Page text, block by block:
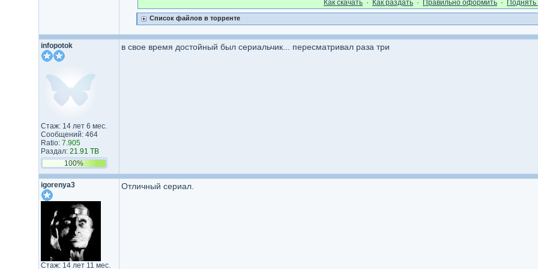
Как cкачать · Как раздать · Правильно оформить · Поднять
Список файлов в торренте
infopotok
Стаж: 14 лет 6 мес.
Сообщений: 464
Ratio: 7.905
Раздал: 21.91 TB
100%
в свое время достойный был сериальчик... пересматривал раза три
igorenya3
Стаж: 14 лет 11 мес.
Отличный сериал.